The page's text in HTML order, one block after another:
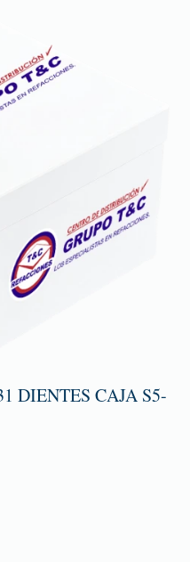
DIENTES CAJA S5-